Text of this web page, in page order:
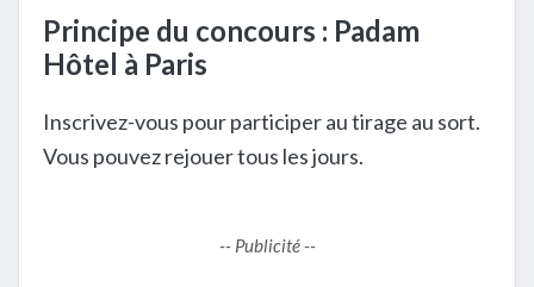
Principe du concours : Padam
Hôtel à Paris
Inscrivez-vous pour participer au tirage au sort.
Vous pouvez rejouer tous les jours.
-- Publicité --